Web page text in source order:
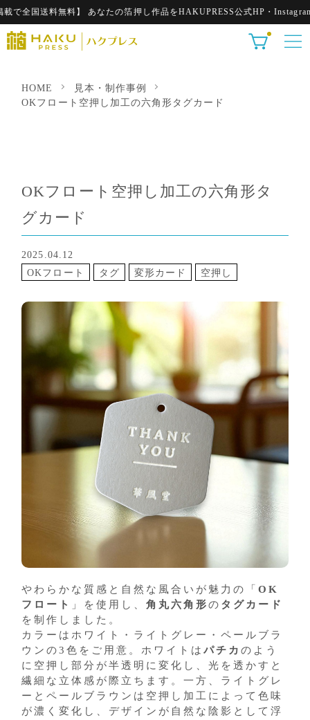
国送料無料】 あなたの箔押し作品をHAKUPRESS公式HP・Instagramで
HOME
見本・制作事例
OKフロート空押し加工の六角形タグカード
OKフロート空押し加工の六角形タ
グカード
2025.04.12
OKフロート
タグ 変形カード 空押し
やわらかな質感と自然な風合いが魅力の「OK
フロート
」を使用し、角丸六角形の タグカード
を制作しました。
カラーはホワイト・ライトグレー・ペールブラ
ウンの3色をご用意。ホワイトはパチカのよう
に空押し部分が半透明に変化し、光を透かすと
繊細な立体感が際立ちます。一方、ライトグレ
ーとペールブラウンは空押し加工によって色味
が濃く変化し、デザインが自然な陰影として浮